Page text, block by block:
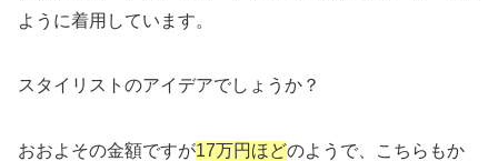
ように着用しています。
スタイリストのアイデアでしょうか？
おおよその金額ですが17万円ほどのようで、こちらもか